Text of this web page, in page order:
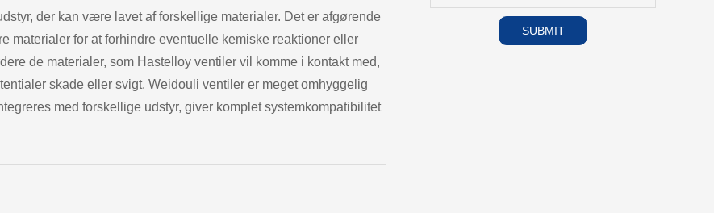
der kan være lavet af forskellige materialer. Det er afgørende
materialer for at forhindre eventuelle kemiske reaktioner eller
de materialer, som Hastelloy ventiler vil komme i kontakt med,
skade eller svigt. Weidouli ventiler er meget omhyggelig
med forskellige udstyr, giver komplet systemkompatibilitet
SUBMIT